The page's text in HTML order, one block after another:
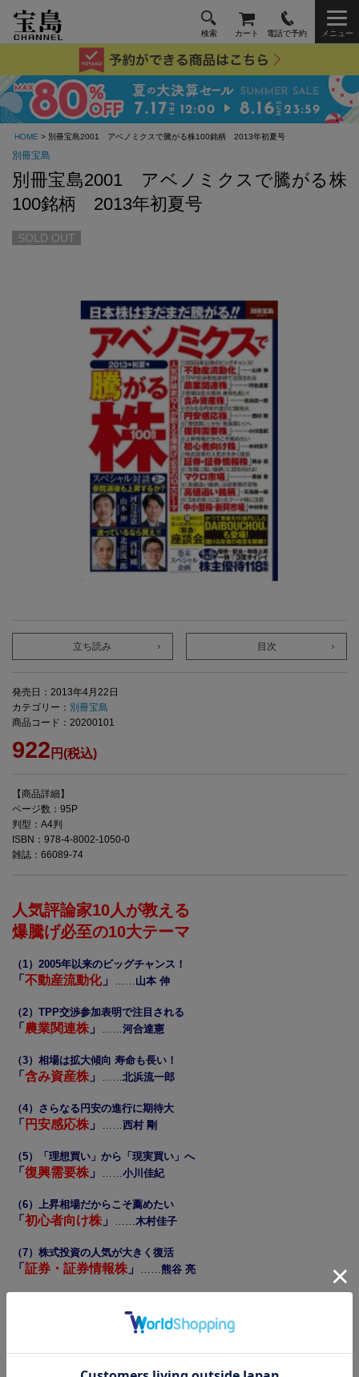
検索 カート 電話で予約 メニュー
HOME > 別冊宝島2001 アベノミクスで騰がる株100銘柄 2013年初夏号
別冊宝島
別冊宝島2001 アベノミクスで騰がる株
100銘柄 2013年初夏号
SOLD OUT
立ち読み 目次
発売日：2013年4月22日
カテゴリー： 別冊宝島
商品コード：20200101
922 円(税込)
【商品詳細】
ページ数：95P
判型：A4判
ISBN：978-4-8002-1050-0
雑誌：66089-74
人気評論家10人が教える
爆騰げ必至の10大テーマ
（1）2005年以来のビッグチャンス！
「 不動産流動化」 ……山本 伸
（2）TPP交渉参加表明で注目される
「 農業関連株 」 ……河合達憲
（3）相場は拡大傾向 寿命も長い！
「 含み資産株 」 ……北浜流一郎
（4）さらなる円安の進行に期待大
「 円安感応株 」 ……西村 剛
（5）「理想買い」から「現実買い」へ
「 復興需要株 」 ……小川佳紀
（6）上昇相場だからこそ薦めたい
「 初心者向け株 」 ……木村佳子
（7）株式投資の人気が大きく復活
「 証券・証券情報株 」 ……熊谷 亮
黒岩 泰